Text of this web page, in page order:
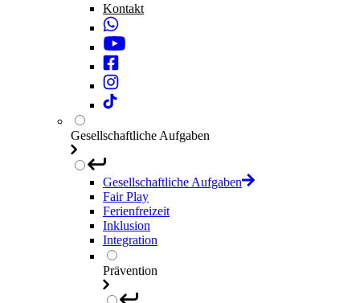
Kontakt
Gesellschaftliche Aufgaben
Gesellschaftliche Aufgaben
Fair Play
Ferienfreizeit
Inklusion
Integration
Prävention